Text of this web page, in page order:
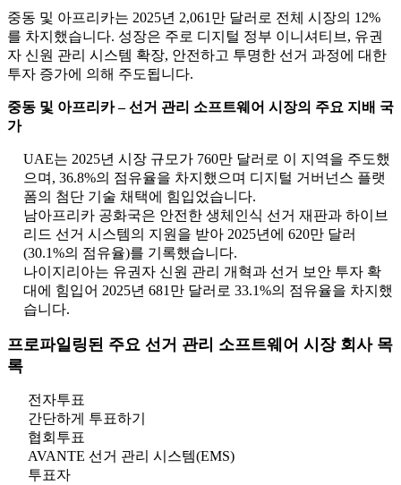
중동 및 아프리카는 2025년 2,061만 달러로 전체 시장의 12%
를 차지했습니다. 성장은 주로 디지털 정부 이니셔티브, 유권
자 신원 관리 시스템 확장, 안전하고 투명한 선거 과정에 대한
투자 증가에 의해 주도됩니다.
중동 및 아프리카 – 선거 관리 소프트웨어 시장의 주요 지배 국
가
UAE는 2025년 시장 규모가 760만 달러로 이 지역을 주도했
으며, 36.8%의 점유율을 차지했으며 디지털 거버넌스 플랫
폼의 첨단 기술 채택에 힘입었습니다.
남아프리카 공화국은 안전한 생체인식 선거 재판과 하이브
리드 선거 시스템의 지원을 받아 2025년에 620만 달러
(30.1%의 점유율)를 기록했습니다.
나이지리아는 유권자 신원 관리 개혁과 선거 보안 투자 확
대에 힘입어 2025년 681만 달러로 33.1%의 점유율을 차지했
습니다.
프로파일링된 주요 선거 관리 소프트웨어 시장 회사 목
록
전자투표
간단하게 투표하기
협회투표
AVANTE 선거 관리 시스템(EMS)
투표자